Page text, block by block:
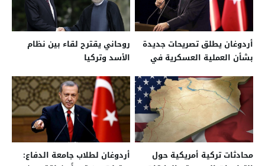
أردوغان يطلق تصريحات جديدة
بشأن العملية العسكرية في
روحاني يقترح لقاء بين نظام
الأسد وتركيا
محادثات تركية أمريكية حول
أردوغان لطلاب جامعة الدفاع: